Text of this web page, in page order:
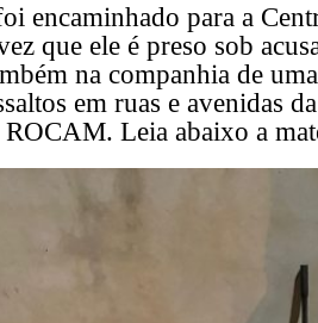
encaminhado para a
que ele é preso sob
na companhia de
em ruas e avenidas
Leia abaixo a